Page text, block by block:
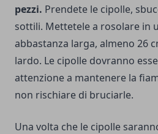
pezzi. Prendete le cipolle,
sottili. Mettetele a rosolare in
abbastanza larga, almeno 26
lardo. Le cipolle dovranno
attenzione a mantenere la
non rischiare di bruciarle.
Una volta che le cipolle